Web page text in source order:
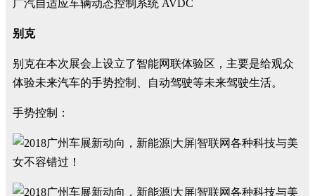
广汽自适应车辆动态控制系统 AVDC
别克
别克在本次展会上设立了智能网联体验区，主要是给观众
体验未来汽车的手势控制、自动驾驶等未来驾驶生活。
手势控制：